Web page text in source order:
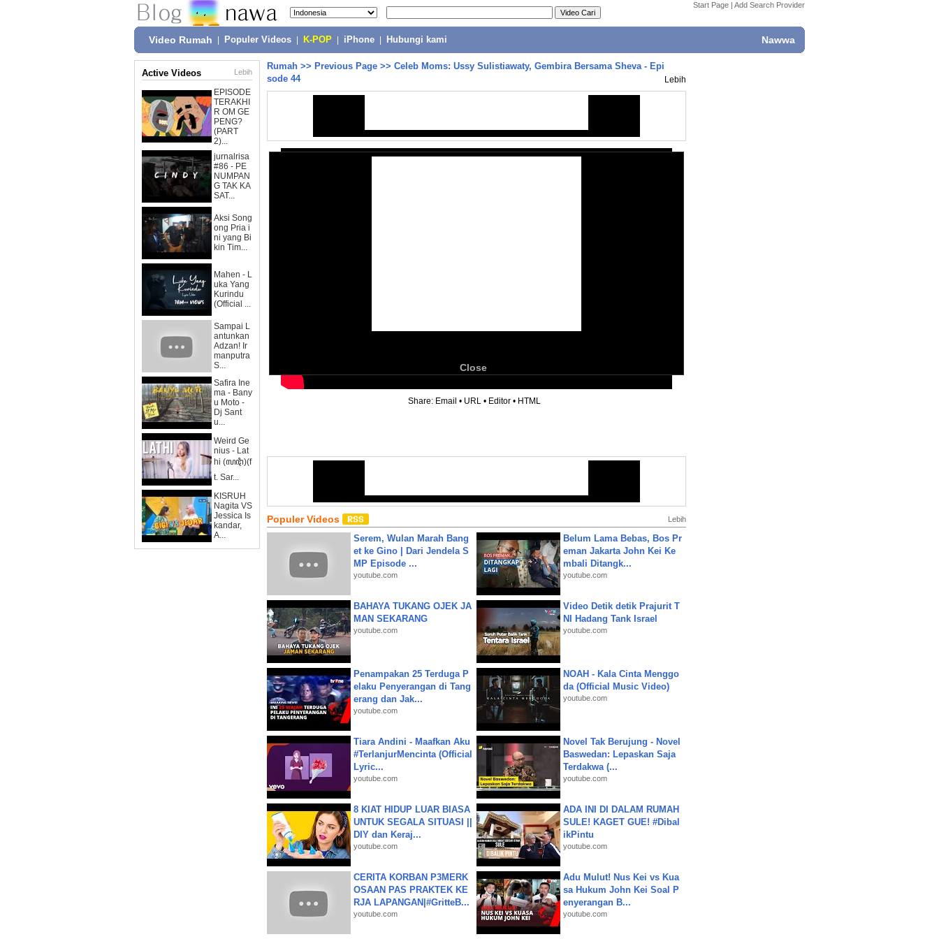
Start Page | Add Search Provider
Video Rumah Populer Videos K-POP iPhone Hubungi kami Nawwa
Active Videos Lebih
EPISODE
TERAKHI
R OM GE
PENG?
(PART
2)...
jurnalrisa
#86 - PE
NUMPAN
G TAK KA
SAT...
Aksi Song
ong Pria i
ni yang Bi
kin Tim...
Mahen - L
uka Yang
Kurindu
(Official ...
Sampai L
antunkan
Adzan! Ir
manputra
S...
Safira Ine
ma - Bany
u Moto -
Dj Sant
u...
Weird Ge
nius - Lat
hi (ꦭꦛꦶ)(f
t. Sar...
KISRUH
Nagita VS
Jessica Is
kandar,
A...
Rumah >> Previous Page >> Celeb Moms: Ussy Sulistiawaty, Gembira Bersama Sheva - Epi
sode 44
Lebih
Close
Share: Email • URL • Editor • HTML
Populer Videos Lebih
Serem, Wulan Marah Bang
et ke Gino | Dari Jendela S
MP Episode ...
youtube.com
Belum Lama Bebas, Bos Pr
eman Jakarta John Kei Ke
mbali Ditangk...
youtube.com
BAHAYA TUKANG OJEK JA
MAN SEKARANG
youtube.com
Video Detik detik Prajurit T
NI Hadang Tank Israel
youtube.com
Penampakan 25 Terduga P
elaku Penyerangan di Tang
erang dan Jak...
youtube.com
NOAH - Kala Cinta Menggo
da (Official Music Video)
youtube.com
Tiara Andini - Maafkan Aku
#TerlanjurMencinta (Official
Lyric...
youtube.com
Novel Tak Berujung - Novel
Baswedan: Lepaskan Saja
Terdakwa (...
youtube.com
8 KIAT HIDUP LUAR BIASA
UNTUK SEGALA SITUASI ||
DIY dan Keraj...
youtube.com
ADA INI DI DALAM RUMAH
SULE! KAGET GUE! #Dibal
ikPintu
youtube.com
CERITA KORBAN P3MERK
OSAAN PAS PRAKTEK KE
RJA LAPANGAN|#GritteB...
youtube.com
Adu Mulut! Nus Kei vs Kua
sa Hukum John Kei Soal P
enyerangan B...
youtube.com